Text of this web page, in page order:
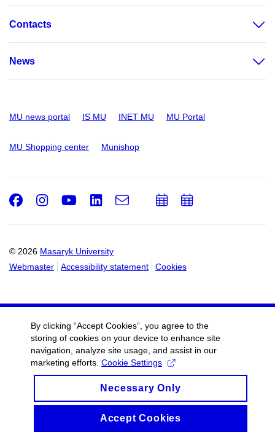
Contacts
News
MU news portal IS MU INET MU MU Portal
MU Shopping center Munishop
© 2026 Masaryk University
Webmaster
Accessibility statement Cookies
Facebook
Instagram
Youtube
LinkedIn
e-
AddAdd
By clicking “Accept Cookies”, you agree to the
storing of cookies on your device to enhance site
navigation, analyze site usage, and assist in our
marketing efforts. Cookie Settings
Necessary Only
Accept Cookies